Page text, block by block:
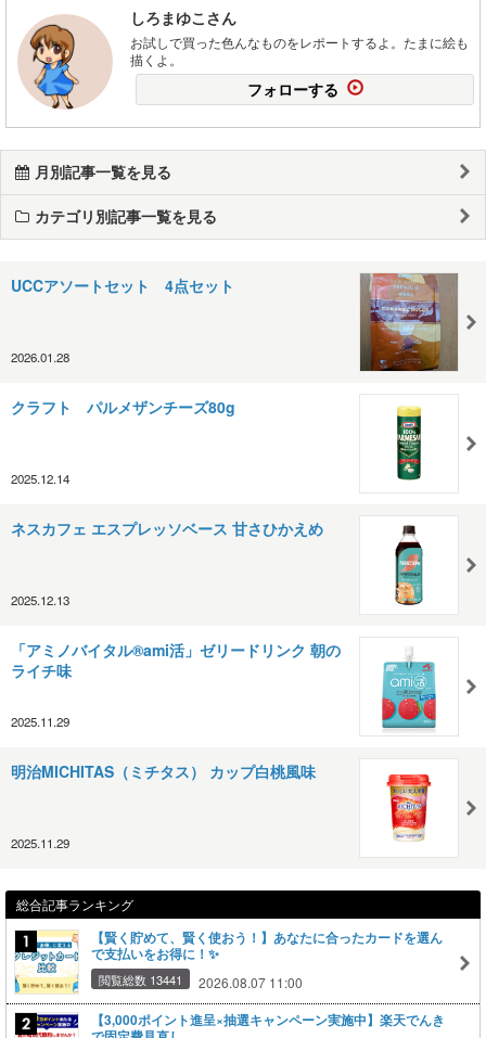
しろまゆこさん
お試しで買った色んなものをレポートするよ。たまに絵も
描くよ。
フォローする
月別記事一覧を見る
カテゴリ別記事一覧を見る
UCCアソートセット 4点セット
2026.01.28
クラフト パルメザンチーズ80g
2025.12.14
ネスカフェ エスプレッソベース 甘さひかえめ
2025.12.13
「アミノバイタル®ami活」ゼリードリンク 朝の
ライチ味
2025.11.29
明治MICHITAS（ミチタス） カップ白桃風味
2025.11.29
総合記事ランキング
【賢く貯めて、賢く使おう！】あなたに合ったカードを選ん
で支払いをお得に！✨
閲覧総数 13441 2026.08.07 11:00
【3,000ポイント進呈×抽選キャンペーン実施中】楽天でんき